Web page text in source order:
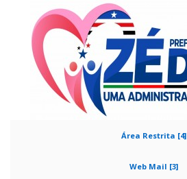
Área Restrita [4]
Web Mail [3]